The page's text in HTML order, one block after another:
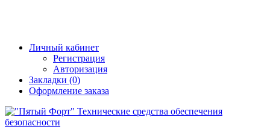
Личный кабинет
Регистрация
Авторизация
Закладки (0)
Оформление заказа